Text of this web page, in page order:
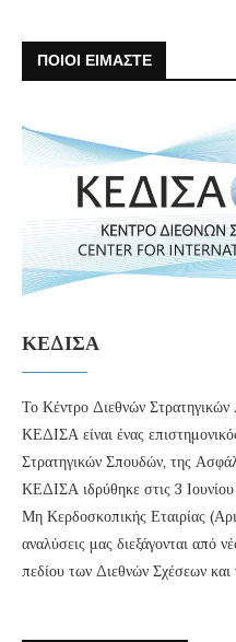
ΠΟΙΟΙ ΕΙΜΑΣΤΕ
ΚΕΔΙΣΑ
Το Κέντρο Διεθνών Στρατηγικών
ΚΕΔΙΣΑ είναι ένας
Στρατηγικών Σπουδών, της
ΚΕΔΙΣΑ ιδρύθηκε στις 3
Μη Κερδοσκοπικής Εταιρίας
αναλύσεις μας διεξάγονται από
πεδίου των Διεθνών Σχέσεων